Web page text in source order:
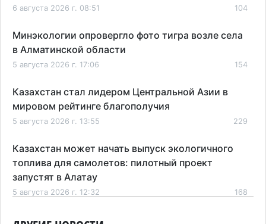
6 августа 2026 г. 08:51 104
Минэкологии опровергло фото тигра возле села
в Алматинской области
5 августа 2026 г. 17:06 154
Казахстан стал лидером Центральной Азии в
мировом рейтинге благополучия
5 августа 2026 г. 13:55 229
Казахстан может начать выпуск экологичного
топлива для самолетов: пилотный проект
запустят в Алатау
5 августа 2026 г. 12:32 168
Туриста с тяжелыми травмами эвакуировали в